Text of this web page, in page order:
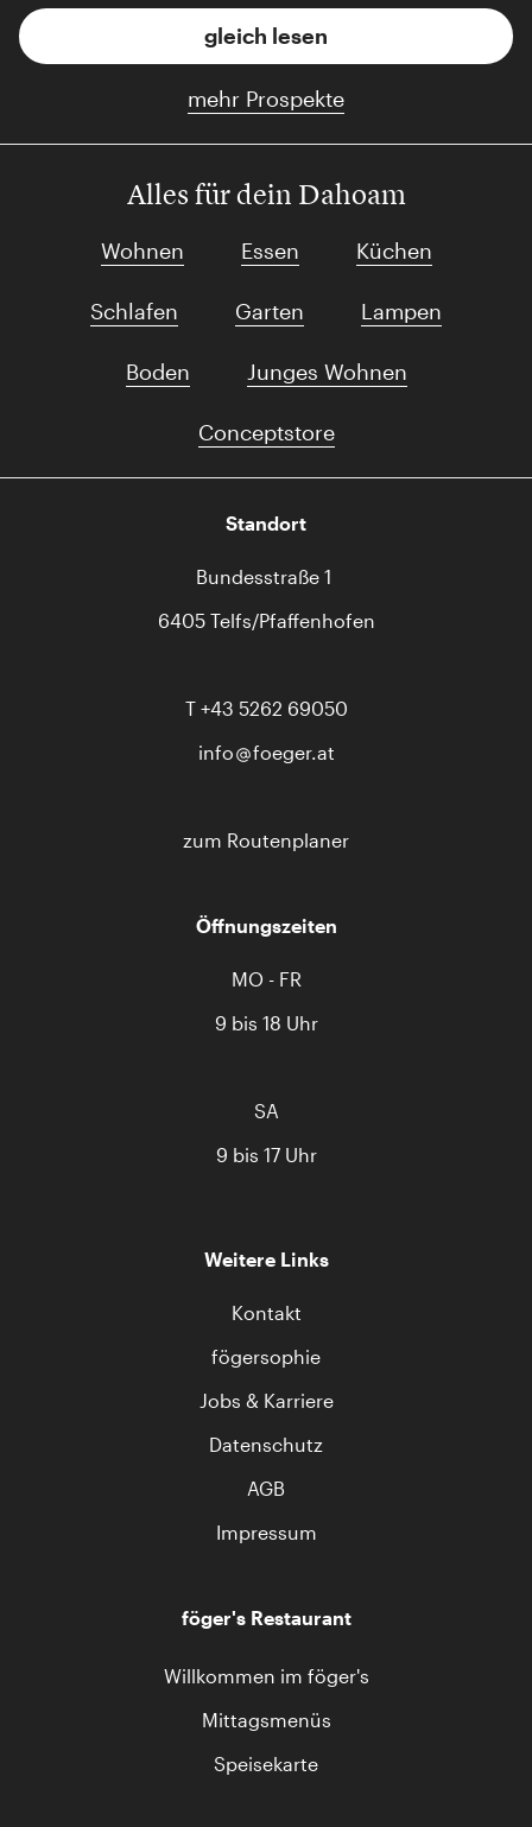
gleich lesen
mehr Prospekte
Alles für dein Dahoam
Wohnen Essen Küchen
Schlafen Garten Lampen
Boden Junges Wohnen
Conceptstore
Standort
Bundesstraße 1
6405 Telfs/Pfaffenhofen
T +43 5262 69050
info
foeger.at
zum Routenplaner
Öffnungszeiten
MO - FR
9 bis 18 Uhr
SA
9 bis 17 Uhr
Weitere Links
Kontakt
fögersophie
Jobs & Karriere
Datenschutz
AGB
Impressum
föger's Restaurant
Willkommen im föger's
Mittagsmenüs
Speisekarte